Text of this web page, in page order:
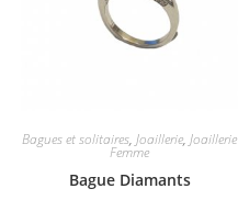
Bagues et solitaires,Joaillerie,Joaillerie
Femme
Bague Diamants